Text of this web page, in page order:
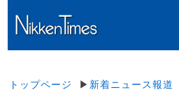
トップページ ▶ 新着ニュース報道